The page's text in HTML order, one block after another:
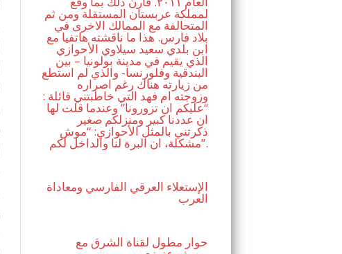
لمملكة عربستان المستقلة ومن ثم
المتحالفة مع الممالك الاخرى في
بلاد فارس. هذا ما ناقشته هاتفيا مع
ابن بلدي سعيد سيلاوي الأحوازي
الذي يقيم في مدينة بولونيا – بين
البندقية وفلورنسا- والذي لم استطع
من زيارته هناك رغم اصراره
وزوجته ام فهد التي خاطبتني قائلة :
“عليكم ان تزورونا” وعندما قلت لها
ان عددنا كبير ومنزلكم صغير
ذكرتني بالمثل الأحوازي: “موش
مشكلة، ان البرة لنا والداخل لكم”.
الإستعلاء العرقي الفارسي ومعاداة
العرب
حوار مطول لقناة الشرق مع